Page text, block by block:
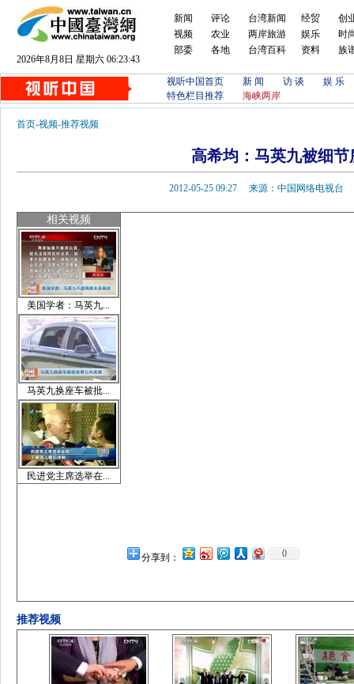
2026年8月8日 星期六 06:23:43
新闻
视频
部委
评论
农业
各地
台湾新闻
两岸旅游
台湾百科
经贸
娱乐
资料
创
时
族
视听中国首页 新 闻 访 谈
娱 乐
特色栏目推荐
海峡两岸
首页-视频-推荐视频
高希均：马英九被细节
2012-05-25 09:27 来源：中国网络电视台
分享到： 0
相关视频
美国学者：马英九...
马英九换座车被批...
民进党主席选举在...
推荐视频